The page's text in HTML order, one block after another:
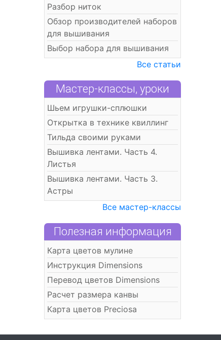
Разбор ниток
Обзор производителей наборов
для вышивания
Выбор набора для вышивания
Все статьи
Мастер-классы, уроки
Шьем игрушки-сплюшки
Открытка в технике квиллинг
Тильда своими руками
Вышивка лентами. Часть 4.
Листья
Вышивка лентами. Часть 3.
Астры
Все мастер-классы
Полезная информация
Карта цветов мулине
Инструкция Dimensions
Перевод цветов Dimensions
Расчет размера канвы
Карта цветов Preciosa